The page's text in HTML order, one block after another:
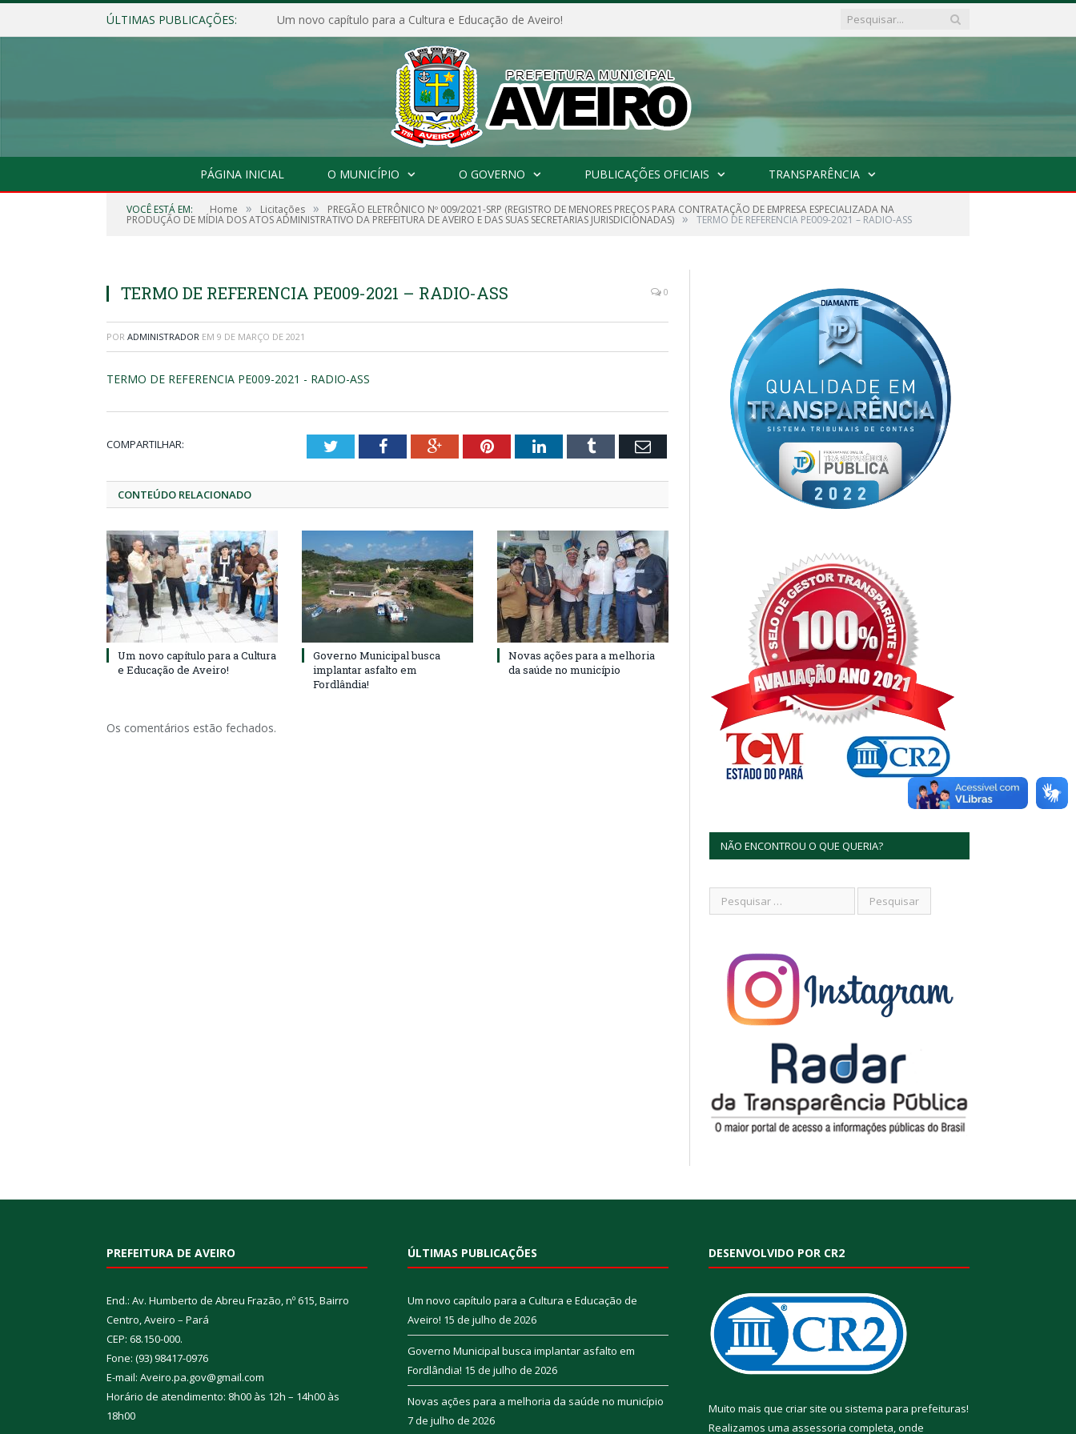
ÚLTIMAS PUBLICAÇÕES: Um novo capítulo para a Cultura e Educação de Aveiro!
PÁGINA INICIAL O MUNICÍPIO O GOVERNO PUBLICAÇÕES OFICIAIS TRANSPARÊNCIA
VOCÊ ESTÁ EM: Home » Licitações » PREGÃO ELETRÔNICO Nº 009/2021-SRP (REGISTRO DE MENORES PREÇOS PARA CONTRATAÇÃO DE EMPRESA ESPECIALIZADA NA
PRODUÇÃO DE MÍDIA DOS ATOS ADMINISTRATIVO DA PREFEITURA DE AVEIRO E DAS SUAS SECRETARIAS JURISDICIONADAS) » TERMO DE REFERENCIA PE009-2021 – RADIO-ASS
TERMO DE REFERENCIA PE009-2021 – RADIO-ASS 0
POR ADMINISTRADOR EM 9 DE MARÇO DE 2021
TERMO DE REFERENCIA PE009-2021 - RADIO-ASS
COMPARTILHAR: TwitterFacebookGoogle+PinterestLinkedInTumblr Email
CONTEÚDO RELACIONADO
Um novo capítulo para a Cultura
e Educação de Aveiro!
Governo Municipal busca
implantar asfalto em
Fordlândia!
Novas ações para a melhoria
da saúde no município
Os comentários estão fechados.
NÃO ENCONTROU O QUE QUERIA?
PREFEITURA DE AVEIRO
End.: Av. Humberto de Abreu Frazão, nº 615, Bairro
Centro, Aveiro – Pará
CEP: 68.150-000.
Fone: (93) 98417-0976
E-mail: Aveiro.pa.gov@gmail.com
Horário de atendimento: 8h00 às 12h – 14h00 às
18h00
ÚLTIMAS PUBLICAÇÕES
Um novo capítulo para a Cultura e Educação de
Aveiro! 15 de julho de 2026
Governo Municipal busca implantar asfalto em
Fordlândia! 15 de julho de 2026
Novas ações para a melhoria da saúde no município
7 de julho de 2026
DESENVOLVIDO POR CR2
Muito mais que criar site ou sistema para prefeituras!
Realizamos uma assessoria completa, onde